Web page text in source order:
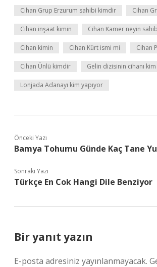
Cihan Grup Erzurum sahibi kimdir Cihan
Cihan inşaat kimin Cihan Kamer neyin
Cihan kimin Cihan Kürt ismi mi Cihan
Cihan Ünlü kimdir Gelin dizisinin cihanı kim
Lonjada Adanayı kim yapıyor
Önceki Yazı
Bamya Tohumu Günde Kaç Tane
Sonraki Yazı
Türkçe En Cok Hangi Dile Benziyor
Bir yanıt yazın
E-posta adresiniz yayınlanmayacak.